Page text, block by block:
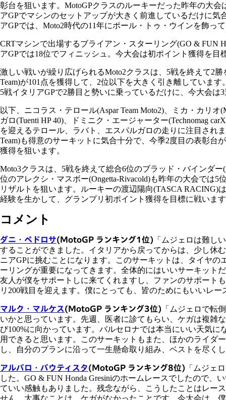
彰台を狙います。MotoGPクラスのルーキーだった昨年の大
アGPでマシンのセットアップが大きく前進しているだけに
アGPでは、Moto2時代の11年にポール・トゥ・ウインを飾
CRTマシンで出場するブライアン・スターリング(GO & FUN
アGPでは18位でフィニッシュ。今大会は初ポイント獲得を目
激しい戦いが繰り広げられるMoto2クラスは、5戦を終えて2
Team)が101点を獲得して、2位以下を大きく引き離していま
5戦イタリアGPで2勝目と勢いに乗っているだけに、今大会は
以下、ニコラス・テロール(Aspar Team Moto2)、ミカ・カリ
ガロ(Tuenti HP 40)、ドミニク・エージャーター(Technomag
を迎えるテロール、ラバト、エスパルガロの走りに注目され
Team)も得意のサーキットに気合十分で、今季2度目の表彰台
獲得を狙います。
Moto3クラスは、5戦を終えて総合6位のブラッド・バインダ
位のアレクシ・マスボー(Ongetta-Rivacold)も昨年の大会では
リザルトを狙います。ルーキーの渡辺陽向(TASCA
経験を生かして、グランプリ初ポイント獲得を目標に戦いま
コメント
ダニ・ペドロサ(MotoGP ランキング1位) 「ムジェロは難し
することができました。イタリアから戻ってからは、少し休
ニアGPに挑むことになります。このサーキットは、タイヤ
ーリングが重要になってきます。全体的にはいいサーキット
友人が僕をサポートしに来てくれますし、ファンのサポート
リ200戦目を迎えます。僕にとっても、皆のためにもいいレ
マルク・マルケス(MotoGP ランキング3位) 「ムジェロで転
いかと思っています。先週、医者に診てもらい、ケガは複雑
び100%に向かっています。バルセロナでは本当にいい天気
用できると思います。このサーキットもまた、ほかのライダ
し、自分のプランに沿って一生懸命取り組み、ベストを尽く
アルバロ・バウティスタ(MotoGP ランキング8位) 「ムジェ
した。GO & FUN Honda Gresiniのホームレースでしたので
ていい感触もありました。残念ながら、こうしたことはレー
せん。大事なことは、ケガがなかったことです。今大会は、